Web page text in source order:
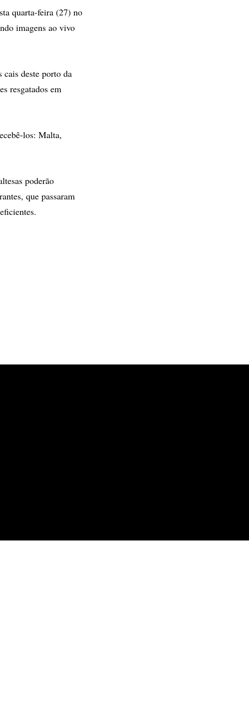
quarta-feira (27) no
imagens ao vivo
deste porto da
resgatados em
los: Malta,
poderão
que passaram